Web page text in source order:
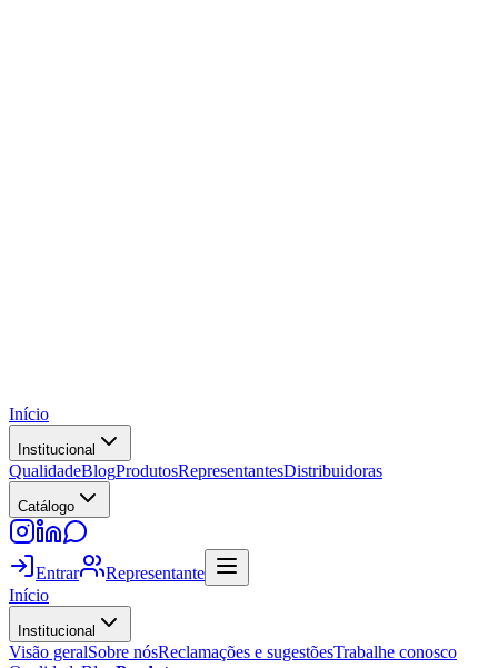
Início
Institucional
QualidadeBlogProdutosRepresentantesDistribuidoras
Catálogo
Entrar
Representante
Início
Institucional
Visão geralSobre nósReclamações e sugestõesTrabalhe conosco